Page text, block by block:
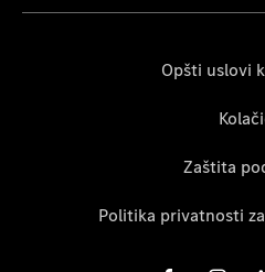
Opšti uslovi
Zaštita
Politika privatnosti